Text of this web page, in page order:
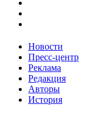
Новости
Пресс-центр
Реклама
Редакция
Авторы
История